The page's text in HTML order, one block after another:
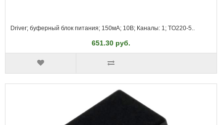
Driver; буферный блок питания; 150мА; 10В; Каналы: 1; TO220-5..
651.30 руб.